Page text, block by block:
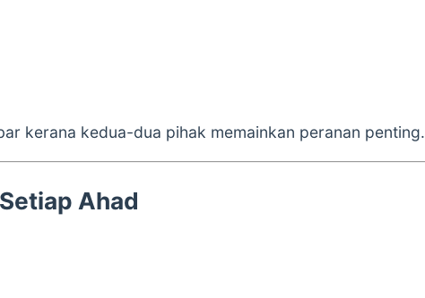
kerana kedua-dua pihak memainkan peranan penting.
Ahad